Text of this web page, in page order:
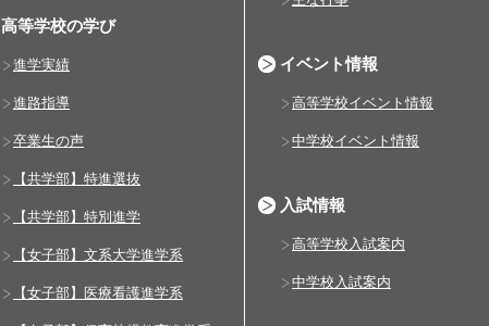
高等学校の学び
進学実績
進路指導
卒業生の声
【共学部】特進選抜
【共学部】特別進学
【女子部】文系大学進学系
【女子部】医療看護進学系
イベント情報
高等学校イベント情報
中学校イベント情報
入試情報
高等学校入試案内
中学校入試案内